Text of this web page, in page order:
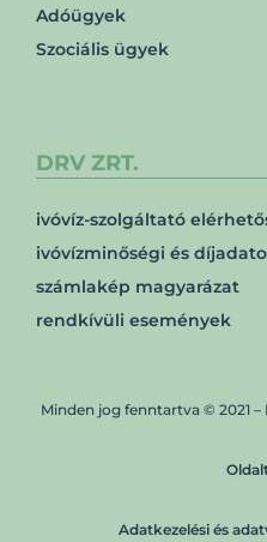
Adóügyek
Szociális ügyek
DRV ZRT.
ivóvíz-szolgáltató
ivóvízminőségi és
számlakép magyarázat
rendkívüli események
Minden jog fenntartva © 2021
Adatkezelési és